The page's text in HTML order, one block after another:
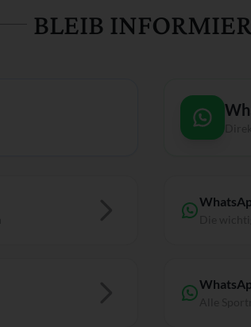
BLEIB